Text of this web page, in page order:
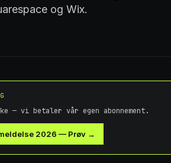
og Wix.
— vi betaler vår egen abonnement.
2026 — Prøv →